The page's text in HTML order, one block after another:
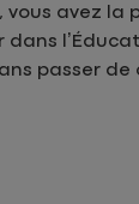
vous avez la
passer de